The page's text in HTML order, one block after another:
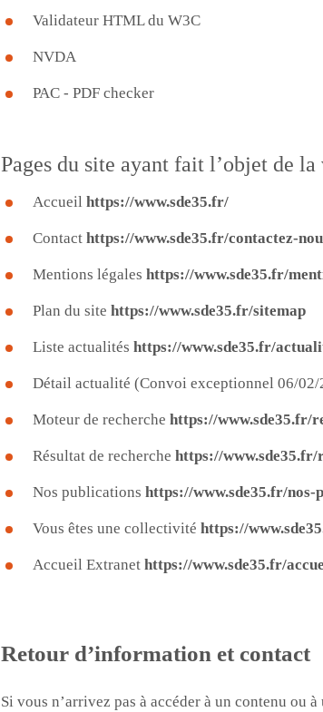
Validateur HTML du W3C
NVDA
PAC - PDF checker
Pages du site ayant fait l’objet de
Accueil https://www.sde35.fr/
Contact https://www.sde35.fr/contactez-
Mentions légales https://www.sde35.fr/
Plan du site https://www.sde35.fr/sitemap
Liste actualités https://www.sde35.fr/
Détail actualité (Convoi exceptionnel 06/02/
Moteur de recherche https://www.sde35.fr/
Résultat de recherche https://
Nos publications https://www.sde35.fr/nos-
Vous êtes une collectivité https://
Accueil Extranet https://www.sde35.fr/
Retour d’information et contact
Si vous n’arrivez pas à accéder à un contenu ou